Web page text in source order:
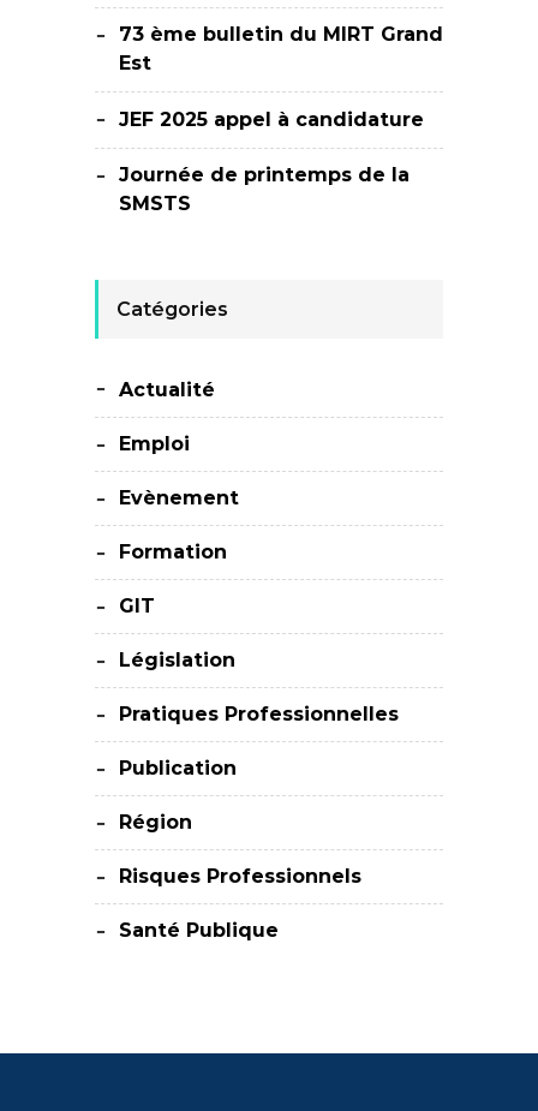
73 ème bulletin du MIRT Grand
Est
JEF 2025 appel à candidature
Journée de printemps de la
SMSTS
Catégories
Actualité
Emploi
Evènement
Formation
GIT
Législation
Pratiques Professionnelles
Publication
Région
Risques Professionnels
Santé Publique